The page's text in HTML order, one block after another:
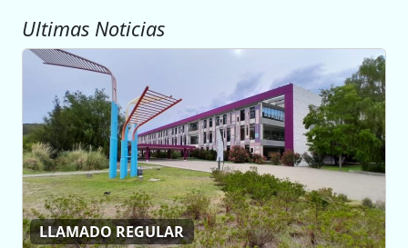
Ultimas Noticias
LLAMADO REGULAR